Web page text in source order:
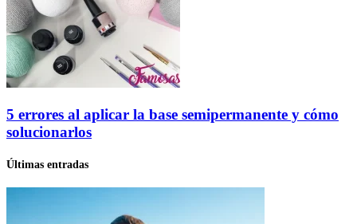
5 errores al aplicar la base semipermanente y cómo
solucionarlos
Últimas entradas